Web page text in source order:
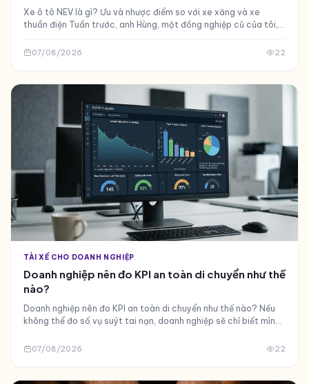
Xe ô tô NEV là gì? Ưu và nhược điểm so với xe xăng và xe
thuần điện Tuần trước, anh Hùng, một đồng nghiệp cũ của tôi,
07/08/2026 22
TÀI XẾ CHO DOANH NGHIỆP
Doanh nghiệp nên đo KPI an toàn di chuyển như thế
nào?
Doanh nghiệp nên đo KPI an toàn di chuyển như thế nào? Nếu
không thể đo số vụ suýt tai nạn, doanh nghiệp sẽ chỉ biết mình
07/08/2026 22